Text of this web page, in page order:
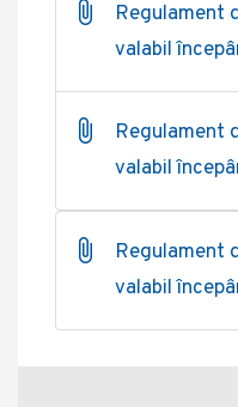
Regulament
valabil
Regulament
valabil
Regulament
valabil